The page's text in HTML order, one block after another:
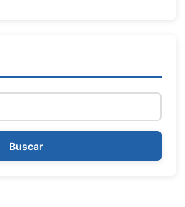
Buscar